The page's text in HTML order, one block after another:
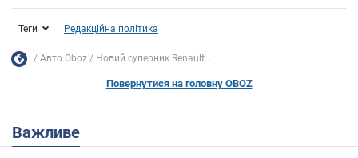
Теги Редакційна політика
Авто Oboz Новий суперник Renault...
Повернутися на головну OBOZ
Важливе